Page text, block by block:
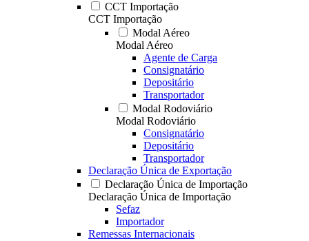
CCT Importação
CCT Importação
Modal Aéreo
Modal Aéreo
Agente de Carga
Consignatário
Depositário
Transportador
Modal Rodoviário
Modal Rodoviário
Consignatário
Depositário
Transportador
Declaração Única de Exportação
Declaração Única de Importação
Declaração Única de Importação
Sefaz
Importador
Remessas Internacionais